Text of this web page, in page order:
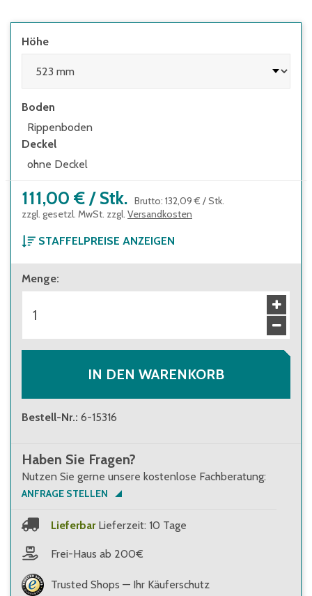
Höhe
Boden
Rippenboden
Deckel
ohne Deckel
111,00 € / Stk. Brutto: 132,09 € /Stk.
zzgl. gesetzl. MwSt. zzgl. Versandkosten
STAFFELPREISE ANZEIGEN
ab 1 Stück
111,00 €
ab 24 Stück
100,00 €
Menge:
IN DEN WARENKORB
Bestell-Nr.: 6-15316
Haben Sie Fragen?
Nutzen Sie gerne unsere kostenlose Fachberatung:
ANFRAGE STELLEN
Lieferbar Lieferzeit: 10 Tage
Frei-Haus ab 200€
Trusted Shops — Ihr Käuferschutz